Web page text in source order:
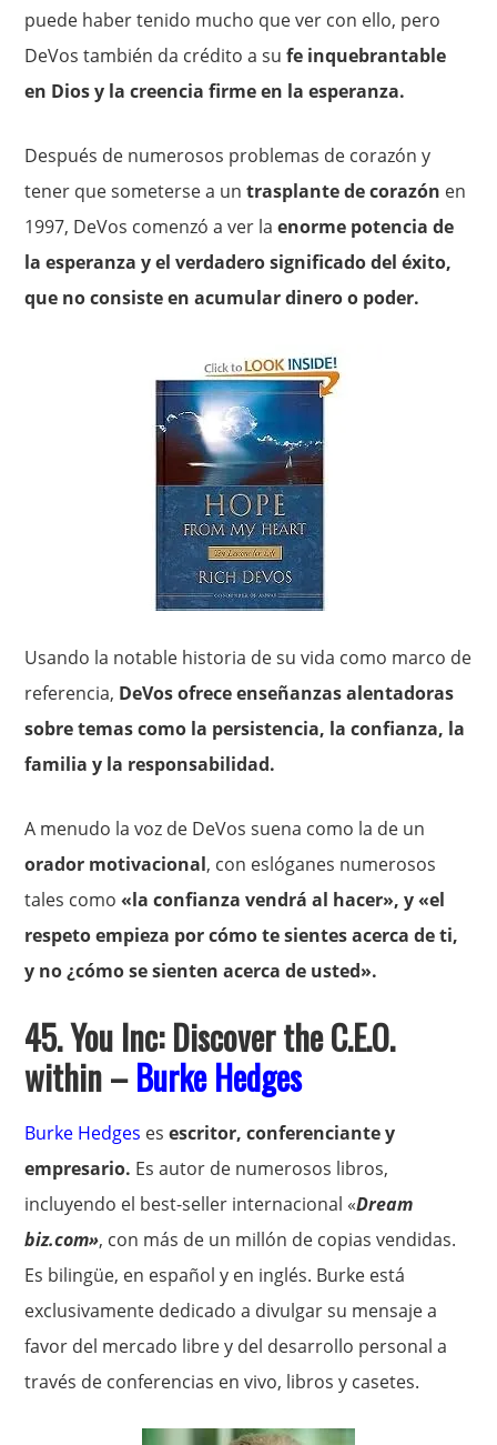
puede haber tenido mucho que ver con ello, pero
DeVos también da crédito a sufe inquebrantable
en Dios y la creencia firme en la esperanza.
Después de numerosos problemas de corazón y
tener que someterse a untrasplante de corazón en
1997, DeVos comenzó a ver laenorme potencia de
la esperanza y el verdadero significado del éxito,
que no consiste en acumular dinero o poder.
Usando la notable historia de su vida como marco de
referencia, DeVos ofrece enseñanzas alentadoras
sobre temas como la persistencia, la confianza, la
familia y la responsabilidad.
A menudo la voz de DeVos suena como la de un
orador motivacional, con eslóganes numerosos
tales como «la confianza vendrá al hacer», y «el
respeto empieza por cómo te sientes acerca de ti,
y no ¿cómo se sienten acerca de usted».
45. You Inc: Discover the C.E.O.
within –Burke Hedges
Burke Hedges es escritor, conferenciante y
empresario. Es autor de numerosos libros,
incluyendo el best-seller internacional «Dream
biz.com», con más de un millón de copias vendidas.
Es bilingüe, en español y en inglés. Burke está
exclusivamente dedicado a divulgar su mensaje a
favor del mercado libre y del desarrollo personal a
través de conferencias en vivo, libros y casetes.